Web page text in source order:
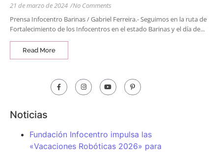
21 de marzo de 2024 /No Comments
Prensa Infocentro Barinas / Gabriel Ferreira.- Seguimos en la ruta de
Fortalecimiento de los Infocentros en el estado Barinas y el día de...
Read More
Noticias
Fundación Infocentro impulsa las
«Vacaciones Robóticas 2026» para